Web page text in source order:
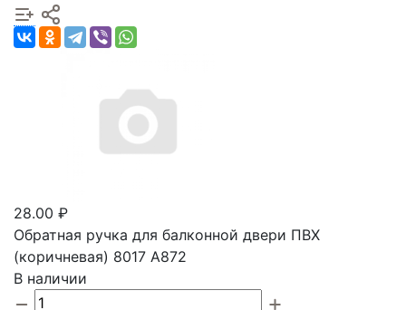
28.00 ₽
Обратная ручка для балконной двери ПВХ
(коричневая) 8017 А872
В наличии